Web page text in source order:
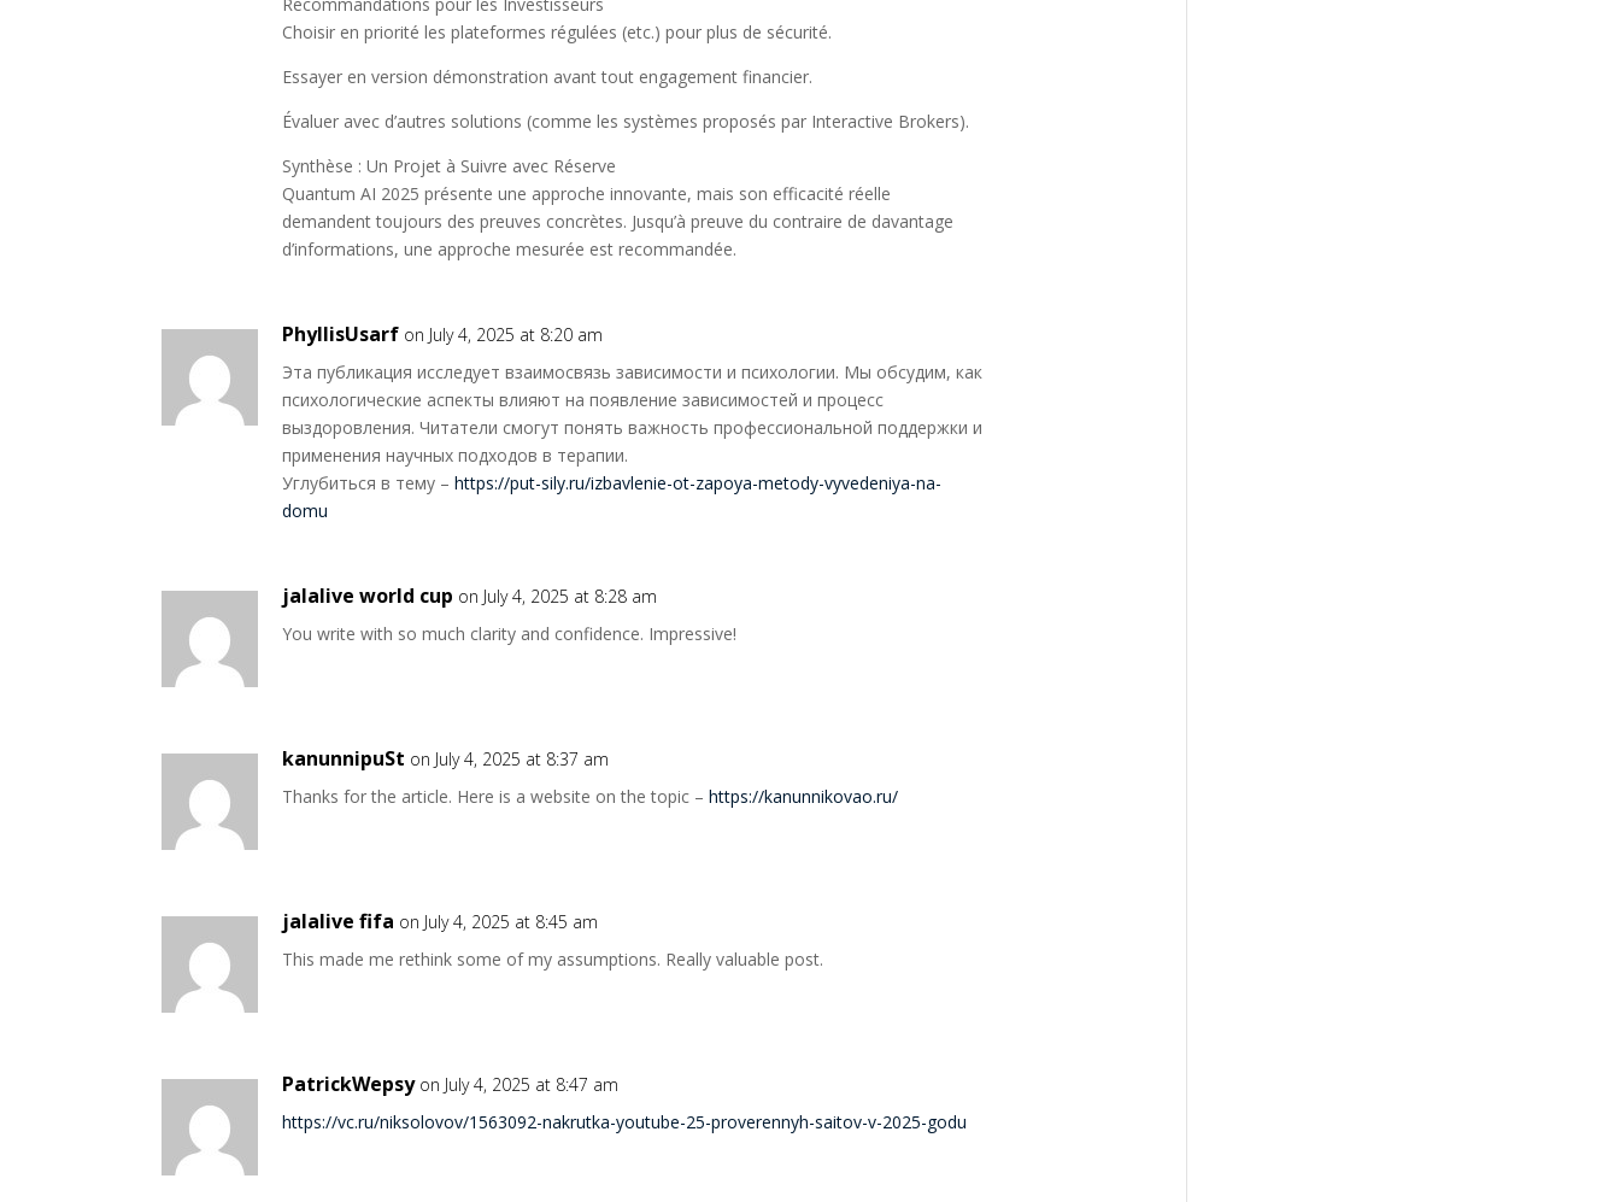
Choisir en priorité les plateformes régulées (etc.) pour plus de sécurité.
Essayer en version démonstration avant tout engagement financier.
Évaluer avec d’autres solutions (comme les systèmes proposés par Interactive Brokers).
Synthèse : Un Projet à Suivre avec Réserve
Quantum AI 2025 présente une approche innovante, mais son efficacité réelle
demandent toujours des preuves concrètes. Jusqu’à preuve du contraire de davantage
d’informations, une approche mesurée est recommandée.
PhyllisUsarf on July 4, 2025 at 8:20 am
Эта публикация исследует взаимосвязь зависимости и психологии. Мы обсудим, как
психологические аспекты влияют на появление зависимостей и процесс
выздоровления. Читатели смогут понять важность профессиональной поддержки и
применения научных подходов в терапии.
Углубиться в тему –https://put-sily.ru/izbavlenie-ot-zapoya-metody-vyvedeniya-na-
domu
jalalive world cup on July 4, 2025 at 8:28 am
You write with so much clarity and confidence. Impressive!
kanunnipuSt on July 4, 2025 at 8:37 am
Thanks for the article. Here is a website on the topic –https://kanunnikovao.ru/
jalalive fifa on July 4, 2025 at 8:45 am
This made me rethink some of my assumptions. Really valuable post.
PatrickWepsy on July 4, 2025 at 8:47 am
https://vc.ru/niksolovov/1563092-nakrutka-youtube-25-proverennyh-saitov-v-2025-godu